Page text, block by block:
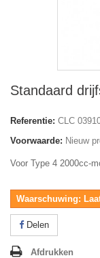
Standaard
Referentie: CLC
Voorwaarde: Nieuw
Voor Type 4 2000cc-
Waarschuwing:
Delen
Afdrukken